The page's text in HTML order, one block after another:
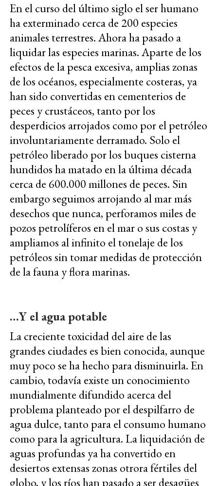
En el curso del último siglo el ser humano
ha exterminado cerca de 200 especies
animales terrestres. Ahora ha pasado a
liquidar las especies marinas. Aparte de los
efectos de la pesca excesiva, amplias zonas
de los océanos, especialmente costeras, ya
han sido convertidas en cementerios de
peces y crustáceos, tanto por los
desperdicios arrojados como por el petróleo
involuntariamente derramado. Solo el
petróleo liberado por los buques cisterna
hundidos ha matado en la última década
cerca de 600.000 millones de peces. Sin
embargo seguimos arrojando al mar más
desechos que nunca, perforamos miles de
pozos petrolíferos en el mar o sus costas y
ampliamos al infinito el tonelaje de los
petróleos sin tomar medidas de protección
de la fauna y flora marinas.
…Y el agua potable
La creciente toxicidad del aire de las
grandes ciudades es bien conocida, aunque
muy poco se ha hecho para disminuirla. En
cambio, todavía existe un conocimiento
mundialmente difundido acerca del
problema planteado por el despilfarro de
agua dulce, tanto para el consumo humano
como para la agricultura. La liquidación de
aguas profundas ya ha convertido en
desiertos extensas zonas otrora fértiles del
globo, y los ríos han pasado a ser desagües